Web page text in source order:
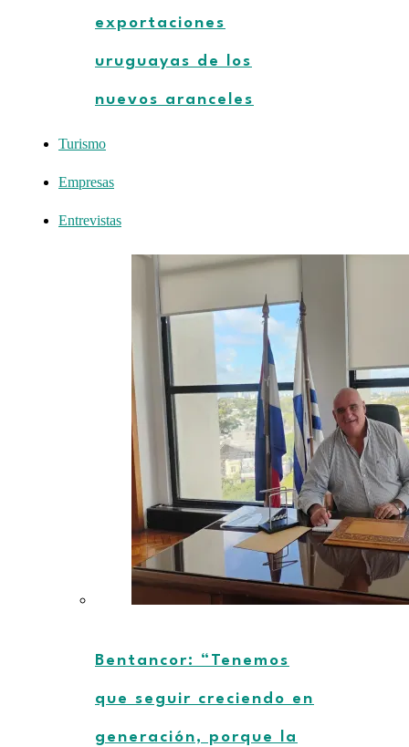
exportaciones
uruguayas de los
nuevos aranceles
Turismo
Empresas
Entrevistas
Bentancor: “Tenemos
que seguir creciendo en
generación, porque la